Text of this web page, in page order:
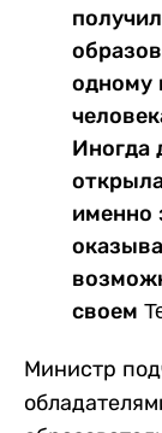
одному
Иногда
именно
своем
Министр